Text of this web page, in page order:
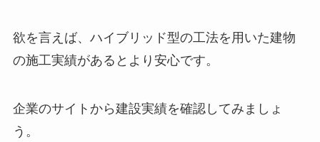
欲を言えば、ハイブリッド型の工法を用いた建物
の施工実績があるとより安心です。
企業のサイトから建設実績を確認してみましょ
う。